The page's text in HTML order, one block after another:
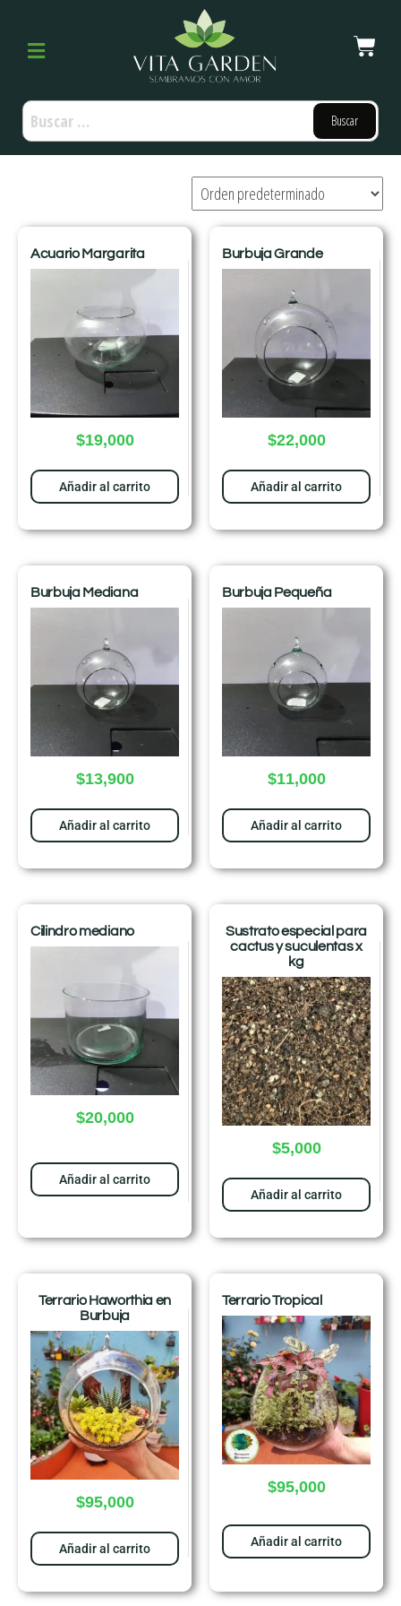
Acuario Margarita
$19,000
Añadir al carrito
Burbuja Grande
$22,000
Añadir al carrito
Burbuja Mediana
$13,900
Añadir al carrito
Burbuja Pequeña
$11,000
Añadir al carrito
Cilindro mediano
$20,000
Añadir al carrito
Sustrato especial para
cactus y suculentas x
kg
$5,000
Añadir al carrito
Terrario Haworthia en
Burbuja
$95,000
Añadir al carrito
Terrario Tropical
$95,000
Añadir al carrito